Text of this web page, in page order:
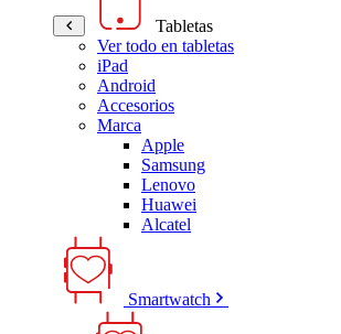
Tabletas
Ver todo en tabletas
iPad
Android
Accesorios
Marca
Apple
Samsung
Lenovo
Huawei
Alcatel
Smartwatch